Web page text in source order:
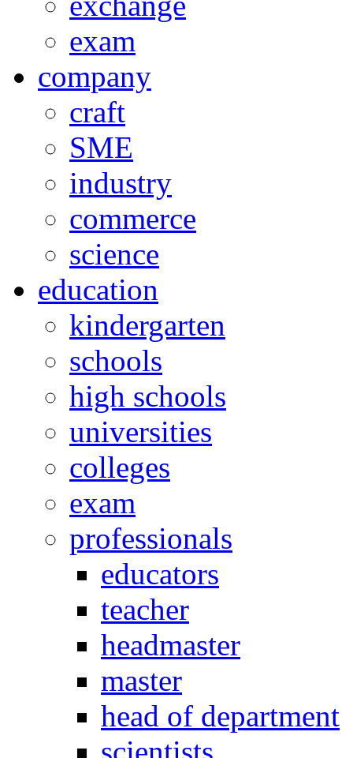
exam
company
craft
SME
industry
commerce
science
education
kindergarten
schools
high schools
universities
colleges
exam
professionals
educators
teacher
headmaster
master
head of department